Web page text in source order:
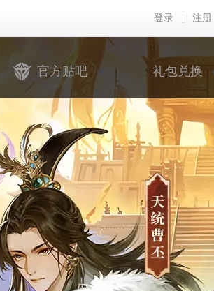
登录 注册
官方贴吧 礼包兑换